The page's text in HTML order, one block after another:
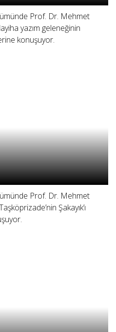
Prof. Dr. Mehmet
yazım geleneğinin
konuşuyor.
Prof. Dr. Mehmet
Şakayık’ı